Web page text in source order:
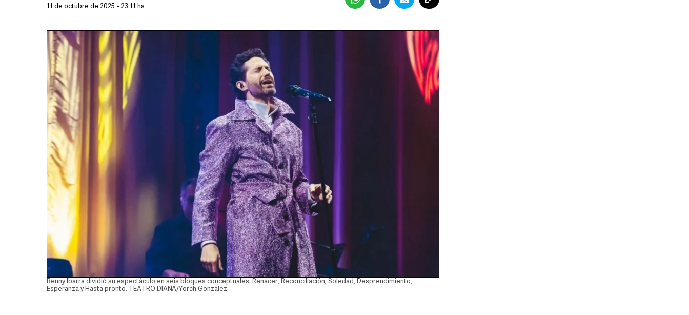
11 de octubre de 2025 - 23:11 hs
Benny Ibarra dividió su espectáculo en seis bloques conceptuales: Renacer, Reconciliación, Soledad, Desprendimiento,
Esperanza y Hasta pronto. TEATRO DIANA/Yorch González